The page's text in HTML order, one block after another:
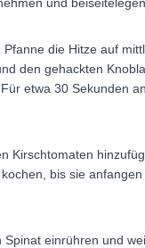
Pfanne die Hitze auf
den gehackten
etwa 30 Sekunden
Kirschtomaten
bis sie anfangen
Spinat einrühren und